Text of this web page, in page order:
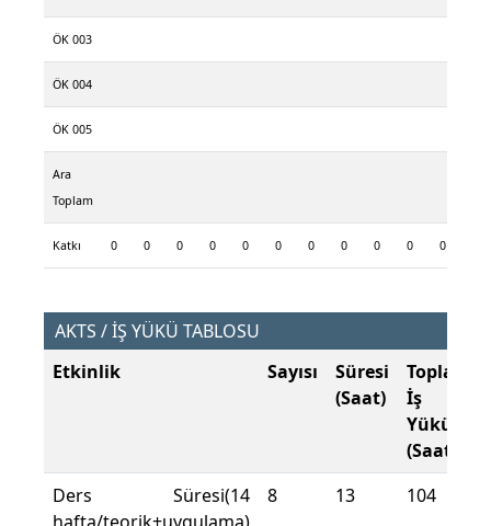
ÖK 003
ÖK 004
ÖK 005
Ara
Toplam
Katkı 0 0 0 0 0 0 0 0 0 0 0
AKTS / İŞ YÜKÜ TABLOSU
Etkinlik
Sayısı
Süresi
(Saat)
Toplam
İş
Yükü
(Saat)
Ders Süresi(14
8 13 104